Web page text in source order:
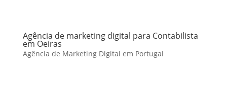
Agência de marketing digital para Contabilista
em Oeiras
Agência de Marketing Digital em Portugal